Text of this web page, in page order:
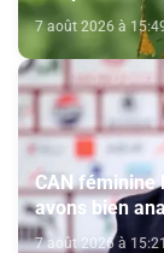
agricole
7 août 2026 à
CAN féminine
avons bien
chercher la
7 août 2026 à 15:21